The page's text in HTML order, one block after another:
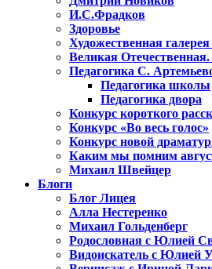
И.С.Фрадков
Здоровье
Художественная
Великая
Педагогика С.
Педагогика школы
Педагогика двора
Конкурс короткого
Конкурс «Во весь голос»
Конкурс новой
Каким мы помним
Михаил Швейцер
Блоги
Блог Лицея
Алла Нестеренко
Михаил Гольденберг
Родословная с Юлией
Видоискатель с Юлией